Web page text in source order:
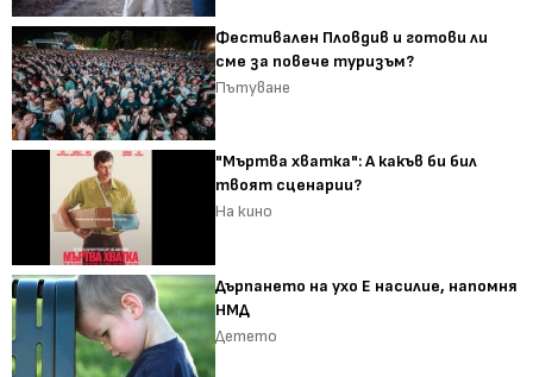
Фестивален Пловдив и готови ли
сме за повече туризъм?
Пътуване
"Мъртва хватка": А какъв би бил
твоят сценарии?
На кино
Дърпането на ухо Е насилие, напомня
НМД
Детето